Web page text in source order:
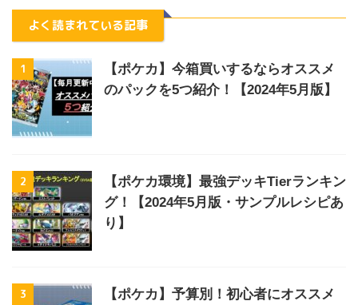
よく読まれている記事
1
【ポケカ】今箱買いするならオススメ
のパックを5つ紹介！【2024年5月版】
2
【ポケカ環境】最強デッキTierランキン
グ！【2024年5月版・サンプルレシピあ
り】
3 【ポケカ】予算別！初心者にオススメ